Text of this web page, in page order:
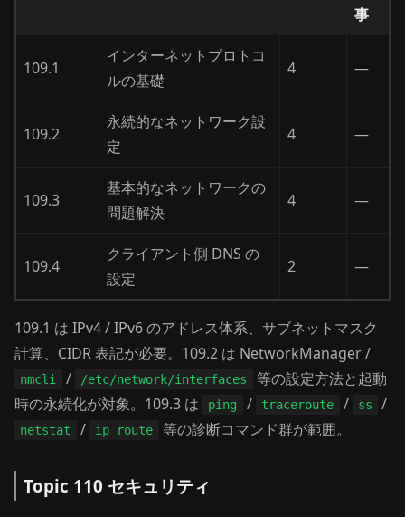
事
109.1
インターネットプロトコ
ルの基礎
4 —
109.2
永続的なネットワーク設
定
4 —
109.3
基本的なネットワークの
問題解決
4 —
109.4
クライアント側 DNS の
設定
2 —
109.1 は IPv4 / IPv6 のアドレス体系、サブネットマスク
計算、CIDR 表記が必要。109.2 は NetworkManager /
nmcli / /etc/network/interfaces
等の設定方法と起動
時の永続化が対象。109.3 は
ping / traceroute / ss /
netstat / ip route 等の診断コマンド群が範囲。
Topic 110 セキュリティ